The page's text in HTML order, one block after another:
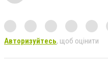
Авторизуйтесь, щоб оцінити